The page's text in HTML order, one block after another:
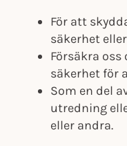
För att
säkerhet
Försäkra
säkerhet för
Som en del
utredning
eller andra.